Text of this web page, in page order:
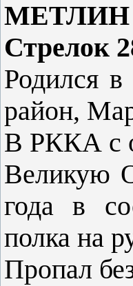
МЕТЛИН
Стрелок
Родился в
район,
В РККА с
Великую
года в
полка на
Пропал